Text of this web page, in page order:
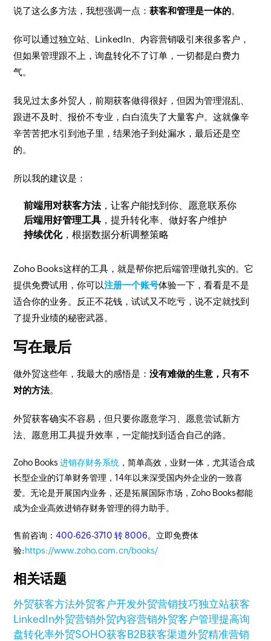
说了这么多方法，我想强调一点：获客和管理是一体的。
你可以通过独立站、LinkedIn、内容营销吸引来很多客户，
但如果管理跟不上，询盘转化不了订单，一切都是白费力
气。
我见过太多外贸人，前期获客做得很好，但因为管理混乱、
跟进不及时、报价不专业，白白流失了大量客户。这就像辛
辛苦苦把水引到池子里，结果池子到处漏水，最后还是空
的。
所以我的建议是：
前端用对获客方法，让客户能找到你、愿意联系你
后端用好管理工具 ，提升转化率、做好客户维护
持续优化，根据数据分析调整策略
Zoho Books这样的工具，就是帮你把后端管理做扎实的。它
提供免费试用，你可以注册一个账号体验一下，看看是不是
适合你的业务。反正不花钱，试试又不吃亏，说不定就找到
了提升业绩的秘密武器。
写在最后
做外贸这些年，我最大的感悟是：没有难做的生意，只有不
对的方法。
外贸获客确实不容易，但只要你愿意学习、愿意尝试新方
法、愿意用工具提升效率，一定能找到适合自己的路。
Zoho Books进销存财务系统 ，简单高效，业财一体，尤其适合成
长型企业的订单财务管理，14年以来深受国内外企业的一致喜
爱。无论是开展国内业务，还是拓展国际市场，Zoho Books都能
成为企业高效进销存财务管理的得力助手。
售前咨询：400-626-3710 转 8006。立即免费体
验:https://www.zoho.com.cn/books/
相关话题
外贸获客方法外贸客户开发外贸营销技巧独立站获客
LinkedIn外贸营销外贸内容营销外贸客户管理提高询
盘转化率外贸SOHO获客 B2B获客渠道外贸精准营销